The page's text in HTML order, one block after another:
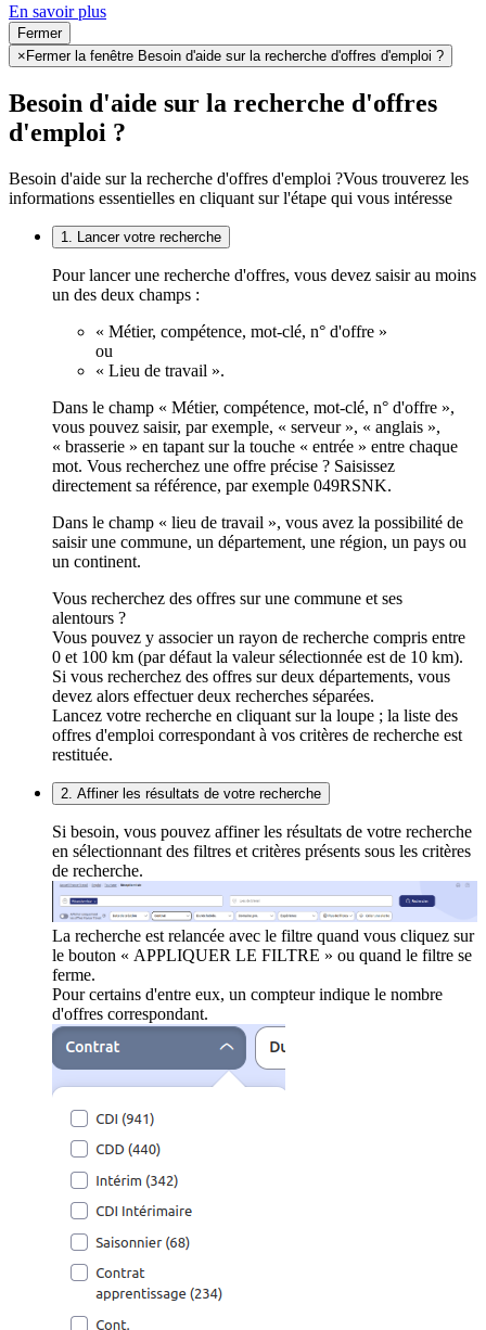
En savoir plus
Fermer
× Fermer la fenêtre Besoin d'aide sur la recherche d'offres d'emploi ?
Besoin d'aide sur la recherche d'offres
d'emploi ?
Besoin d'aide sur la recherche d'offres d'emploi ?Vous trouverez les
informations essentielles en cliquant sur l'étape qui vous intéresse
1. Lancer votre recherche
Pour lancer une recherche d'offres, vous devez saisir au moins
un des deux champs :
« Métier, compétence, mot-clé, n° d'offre »
ou
« Lieu de travail ».
Dans le champ « Métier, compétence, mot-clé, n° d'offre »,
vous pouvez saisir, par exemple, « serveur », « anglais »,
« brasserie » en tapant sur la touche « entrée » entre chaque
mot. Vous recherchez une offre précise ? Saisissez
directement sa référence, par exemple 049RSNK.
Dans le champ « lieu de travail », vous avez la possibilité de
saisir une commune, un département, une région, un pays ou
un continent.
Vous recherchez des offres sur une commune et ses
alentours ?
Vous pouvez y associer un rayon de recherche compris entre
0 et 100 km (par défaut la valeur sélectionnée est de 10 km).
Si vous recherchez des offres sur deux départements, vous
devez alors effectuer deux recherches séparées.
Lancez votre recherche en cliquant sur la loupe ; la liste des
offres d'emploi correspondant à vos critères de recherche est
restituée.
2. Affiner les résultats de votre recherche
Si besoin, vous pouvez affiner les résultats de votre recherche
en sélectionnant des filtres et critères présents sous les critères
de recherche.
La recherche est relancée avec le filtre quand vous cliquez sur
le bouton « APPLIQUER LE FILTRE » ou quand le filtre se
ferme.
Pour certains d'entre eux, un compteur indique le nombre
d'offres correspondant.